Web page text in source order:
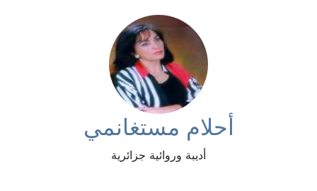
أحلام مستغانمي
أديبة وروائية جزائرية